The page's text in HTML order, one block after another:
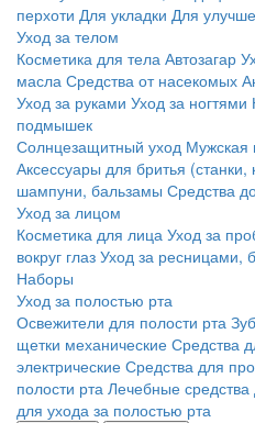
перхоти Для укладки Для
Уход за телом
Косметика для тела Автозагар
масла Средства от насекомых
Уход за руками Уход за ногтями
подмышек
Солнцезащитный уход Мужская
Аксессуары для бритья (станки,
шампуни, бальзамы Средства
Уход за лицом
Косметика для лица Уход за
вокруг глаз Уход за ресницами,
Наборы
Уход за полостью рта
Освежители для полости рта
щетки механические Средства
электрические Средства для
полости рта Лечебные средства
для ухода за полостью рта